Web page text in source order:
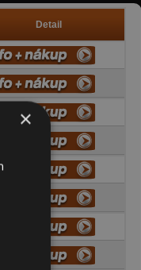
Detail
×